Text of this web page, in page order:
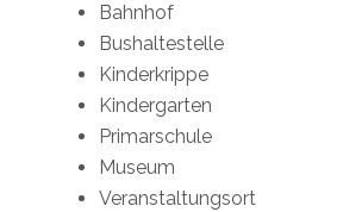
Bahnhof
Bushaltestelle
Kinderkrippe
Kindergarten
Primarschule
Museum
Veranstaltungsort